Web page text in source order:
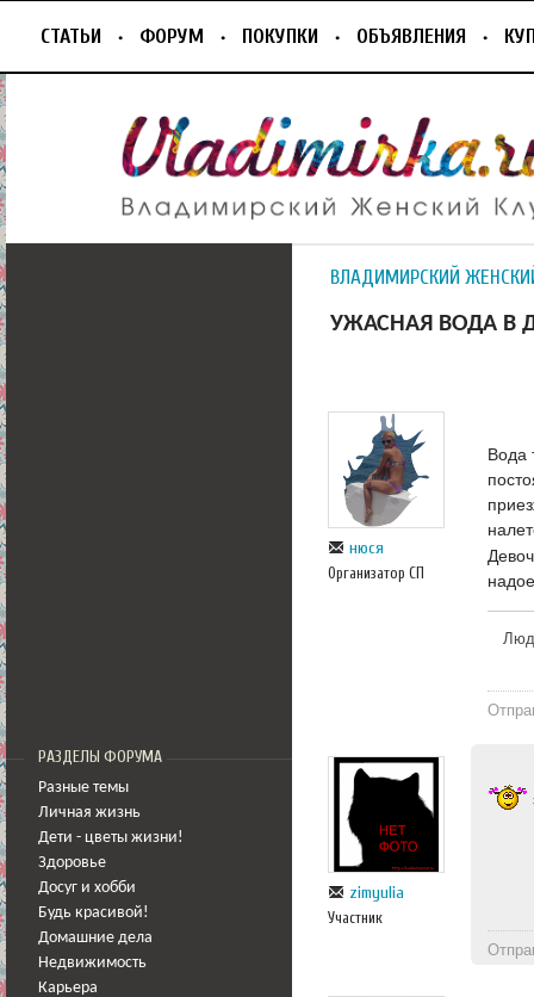
СТАТЬИ ФОРУМ ПОКУПКИ ОБЪЯВЛЕНИЯ
РАЗДЕЛЫ ФОРУМА
Разные темы
Личная жизнь
Дети - цветы жизни!
Здоровье
Досуг и хобби
Будь красивой!
Домашние дела
Недвижимость
Карьера
ВЛАДИМИРСКИЙ
УЖАСНАЯ ВОДА В
нюся
Организатор СП
Вода
zimyulia
Участник